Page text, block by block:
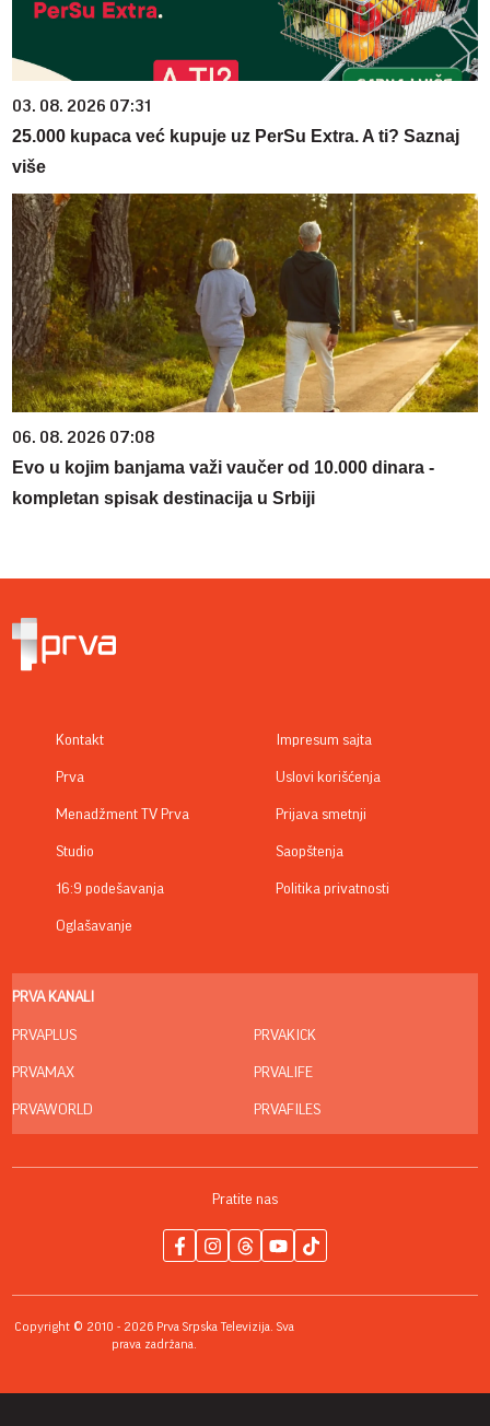
03. 08. 2026 07:31
25.000 kupaca već kupuje uz PerSu Extra. A ti? Saznaj
više
06. 08. 2026 07:08
Evo u kojim banjama važi vaučer od 10.000 dinara -
kompletan spisak destinacija u Srbiji
Kontakt
Prva
Menadžment TV Prva
Studio
16:9 podešavanja
Oglašavanje
Impresum sajta
Uslovi korišćenja
Prijava smetnji
Saopštenja
Politika privatnosti
PRVA KANALI
PRVAPLUS
PRVAMAX
PRVAWORLD
PRVAKICK
PRVALIFE
PRVAFILES
Pratite nas
Copyright © 2010 - 2026 Prva Srpska Televizija. Sva
prava zadržana.